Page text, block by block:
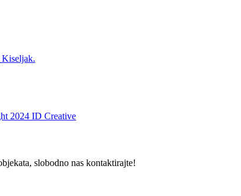
Kiseljak.
2024 ID Creative
slobodno nas kontaktirajte!